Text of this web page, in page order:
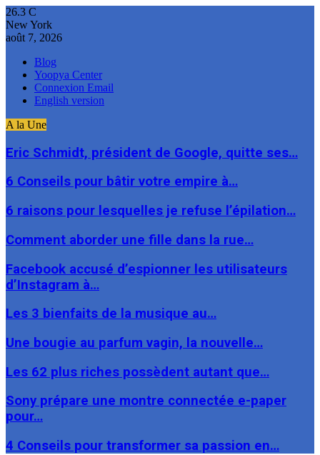
26.3 C
New York
août 7, 2026
Blog
Yoopya Center
Connexion Email
English version
A la Une
Eric Schmidt, président de Google, quitte ses…
6 Conseils pour bâtir votre empire à…
6 raisons pour lesquelles je refuse l’épilation…
Comment aborder une fille dans la rue…
Facebook accusé d’espionner les utilisateurs
d’Instagram à…
Les 3 bienfaits de la musique au…
Une bougie au parfum vagin, la nouvelle…
Les 62 plus riches possèdent autant que…
Sony prépare une montre connectée e-paper
pour…
4 Conseils pour transformer sa passion en…